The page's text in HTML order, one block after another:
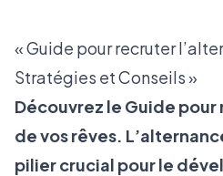
« Guide pour recruter
Stratégies et Conseils »
Découvrez le Guide
de vos rêves.
pilier crucial pour le